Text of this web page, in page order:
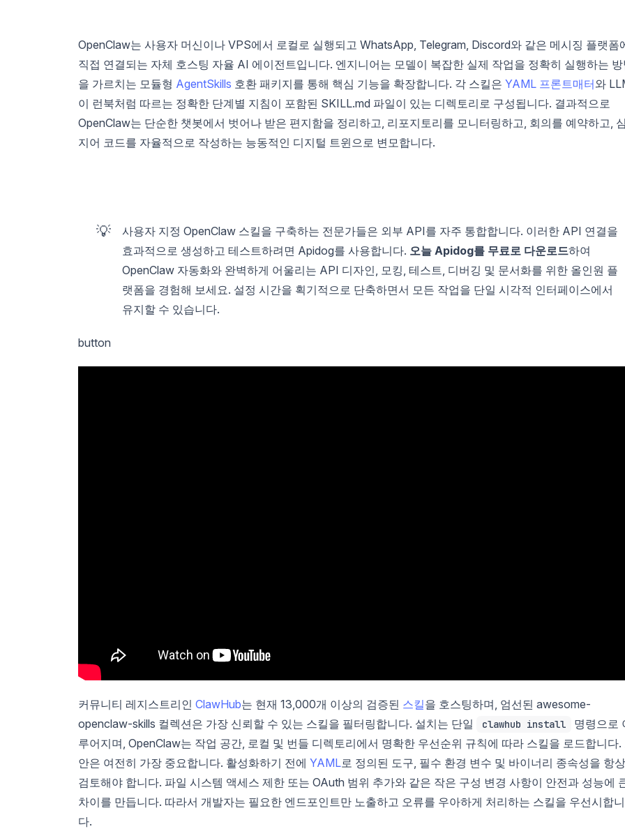
OpenClaw는 사용자 머신이나 VPS에서 로컬로 실행되고 WhatsApp, Telegram, Discord와 같은 메시징 플랫폼
직접 연결되는 자체 호스팅 자율 AI 에이전트입니다. 엔지니어는 모델이 복잡한 실제 작업을 정확히 실행하는 방
을 가르치는 모듈형 AgentSkills 호환 패키지를 통해 핵심 기능을 확장합니다. 각 스킬은 YAML 프론트매터와
이 런북처럼 따르는 정확한 단계별 지침이 포함된 SKILL.md 파일이 있는 디렉토리로 구성됩니다. 결과적으로
OpenClaw는 단순한 챗봇에서 벗어나 받은 편지함을 정리하고, 리포지토리를 모니터링하고, 회의를 예약하고, 심
지어 코드를 자율적으로 작성하는 능동적인 디지털 트윈으로 변모합니다.
💡
사용자 지정 OpenClaw 스킬을 구축하는 전문가들은 외부 API를 자주 통합합니다. 이러한 API 연결을
효과적으로 생성하고 테스트하려면 Apidog를 사용합니다. 오늘 Apidog를 무료로 다운로드하여
OpenClaw 자동화와 완벽하게 어울리는 API 디자인, 모킹, 테스트, 디버깅 및 문서화를 위한 올인원 플
랫폼을 경험해 보세요. 설정 시간을 획기적으로 단축하면서 모든 작업을 단일 시각적 인터페이스에서
유지할 수 있습니다.
button
커뮤니티 레지스트리인 ClawHub는 현재 13,000개 이상의 검증된 스킬을 호스팅하며, 엄선된 awesome-
openclaw-skills 컬렉션은 가장 신뢰할 수 있는 스킬을 필터링합니다. 설치는 단일
clawhub install
명령으로
루어지며, OpenClaw는 작업 공간, 로컬 및 번들 디렉토리에서 명확한 우선순위 규칙에 따라 스킬을 로드합니다.
안은 여전히 가장 중요합니다. 활성화하기 전에 YAML로 정의된 도구, 필수 환경 변수 및 바이너리 종속성을 항상
검토해야 합니다. 파일 시스템 액세스 제한 또는 OAuth 범위 추가와 같은 작은 구성 변경 사항이 안전과 성능에
차이를 만듭니다. 따라서 개발자는 필요한 엔드포인트만 노출하고 오류를 우아하게 처리하는 스킬을 우선시합니
다.